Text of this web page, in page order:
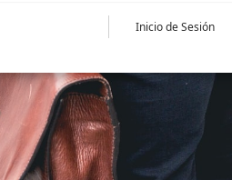
Inicio de Sesión